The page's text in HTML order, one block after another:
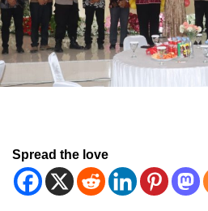
Spread the love